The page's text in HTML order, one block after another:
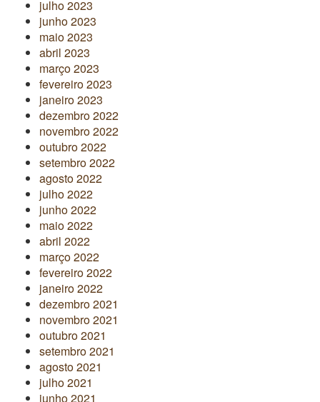
julho 2023
junho 2023
maio 2023
abril 2023
março 2023
fevereiro 2023
janeiro 2023
dezembro 2022
novembro 2022
outubro 2022
setembro 2022
agosto 2022
julho 2022
junho 2022
maio 2022
abril 2022
março 2022
fevereiro 2022
janeiro 2022
dezembro 2021
novembro 2021
outubro 2021
setembro 2021
agosto 2021
julho 2021
junho 2021